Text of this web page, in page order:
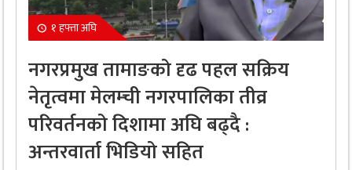
१ हफ्ता अघि
नगरप्रमुख तामाङको दृढ पहल सक्रिय
नेतृत्वमा मेलम्ची नगरपालिका तीव्र
परिवर्तनको दिशामा अघि बढ्दै :
अन्तरवार्ता भिडियो सहित